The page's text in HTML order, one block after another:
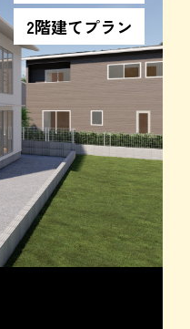
2階建てプラン